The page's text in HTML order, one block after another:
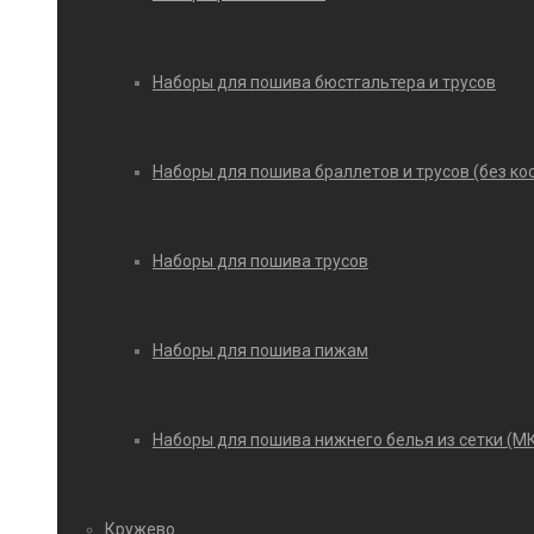
Наборы для пошива бюстгальтера и трусов
Наборы для пошива браллетов и трусов (без
Наборы для пошива трусов
Наборы для пошива пижам
Наборы для пошива нижнего белья из сетки
Кружево